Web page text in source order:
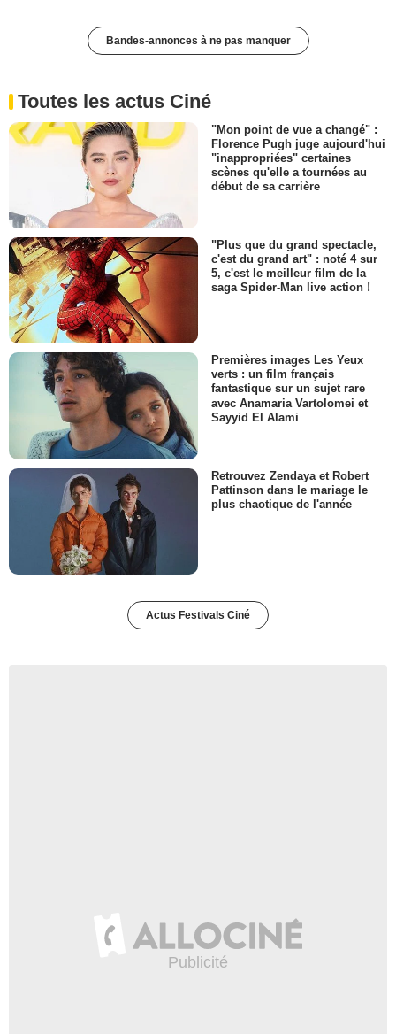
Bandes-annonces à ne pas manquer
Toutes les actus Ciné
"Mon point de vue a changé" :
Florence Pugh juge aujourd'hui
"inappropriées" certaines
scènes qu'elle a tournées au
début de sa carrière
"Plus que du grand spectacle,
c'est du grand art" : noté 4 sur
5, c'est le meilleur film de la
saga Spider-Man live action !
Premières images Les Yeux
verts : un film français
fantastique sur un sujet rare
avec Anamaria Vartolomei et
Sayyid El Alami
Retrouvez Zendaya et Robert
Pattinson dans le mariage le
plus chaotique de l'année
Actus Festivals Ciné